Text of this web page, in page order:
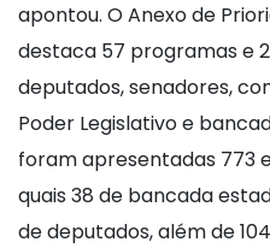
apontou. O Anexo de
destaca 57 programas e
deputados, senadores,
Poder Legislativo e
foram apresentadas 773
quais 38 de bancada
de deputados, além de